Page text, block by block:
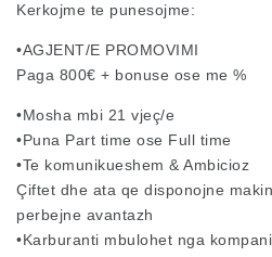
Kerkojme te punesojme:
•AGJENT/E PROMOVIMI
Paga 800€ + bonuse ose me %
•Mosha mbi 21 vjeç/e
•Puna Part time ose Full time
•Te komunikueshem & Ambicioz
Çiftet dhe ata qe disponojne
perbejne avantazh
•Karburanti mbulohet nga